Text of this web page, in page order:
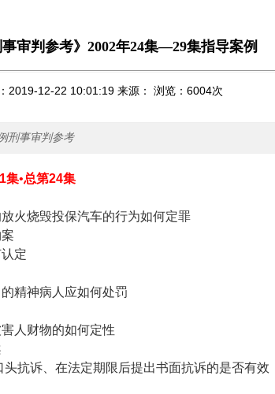
审判参考》2002年24集—29集指导案例
2019-12-22 10:01:19 来源： 浏览： 6004次
刑事审判参考
集•总第24集
火烧毁投保汽车的行为如何定罪
定
精神病人应如何处罚
人财物的如何定性
抗诉、在法定期限后提出书面抗诉的是否有效